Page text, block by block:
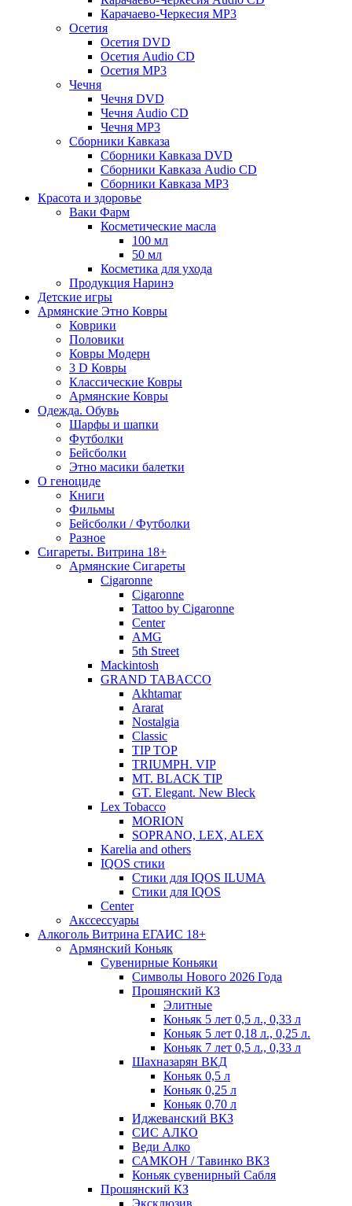
Карачаево-Черкесия MP3
Осетия
Осетия DVD
Осетия Audio CD
Осетия MP3
Чечня
Чечня DVD
Чечня Audio CD
Чечня MP3
Сборники Кавказа
Сборники Кавказа DVD
Сборники Кавказа Audio CD
Сборники Кавказа MP3
Красота и здоровье
Ваки Фарм
Косметические масла
100 мл
50 мл
Косметика для ухода
Продукция Наринэ
Детские игры
Армянские Этно Ковры
Коврики
Половики
Ковры Модерн
3 D Ковры
Классические Ковры
Армянские Ковры
Одежда. Обувь
Шарфы и шапки
Футболки
Бейсболки
Этно масики балетки
О геноциде
Книги
Фильмы
Бейсболки / Футболки
Разное
Сигареты. Витрина 18+
Армянские Сигареты
Cigaronne
Cigaronne
Tattoo by Cigaronne
Center
AMG
5th Street
Mackintosh
GRAND TABACCO
Akhtamar
Ararat
Nostalgia
Classic
TIP TOP
TRIUMPH. VIP
MT. BLACK TIP
GT. Elegant. New Bleck
Lex Tobacco
MORION
SOPRANO, LEX, ALEX
Karelia and others
IQOS стики
Стики для IQOS ILUMA
Стики для IQOS
Сenter
Акссессуары
Алкоголь Витрина ЕГАИС 18+
Армянский Коньяк
Сувенирные Коньяки
Символы Нового 2026 Года
Прошянский КЗ
Элитные
Коньяк 5 лет 0,5 л., 0,33 л
Коньяк 5 лет 0,18 л., 0,25 л.
Коньяк 7 лет 0,5 л., 0,33 л
Шахназарян ВКД
Коньяк 0,5 л
Коньяк 0,25 л
Коньяк 0,70 л
Иджеванский ВКЗ
СИС АЛКО
Веди Алко
САМКОН / Тавинко ВКЗ
Коньяк сувенирный Сабля
Прошянский КЗ
Эксклюзив